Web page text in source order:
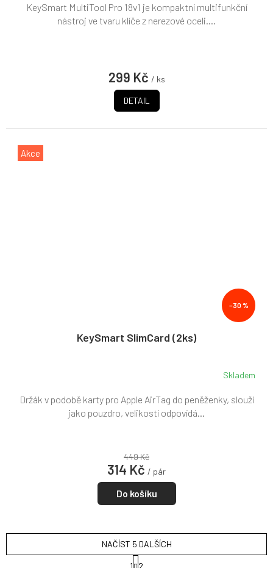
299 Kč / ks
DETAIL
KeySmart MultiTool Pro 18v1 je kompaktní multifunkční
nástroj ve tvaru klíče z nerezové oceli....
Akce
–30 %
KeySmart SlimCard (2ks)
Skladem
449 Kč
314 Kč / pár
Do košíku
Držák v podobě karty pro Apple AirTag do peněženky, slouží
jako pouzdro, velikostí odpovídá...
NAČÍST 5 DALŠÍCH
S